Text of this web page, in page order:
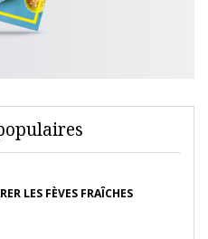
LES FÈVES FRAÎCHES